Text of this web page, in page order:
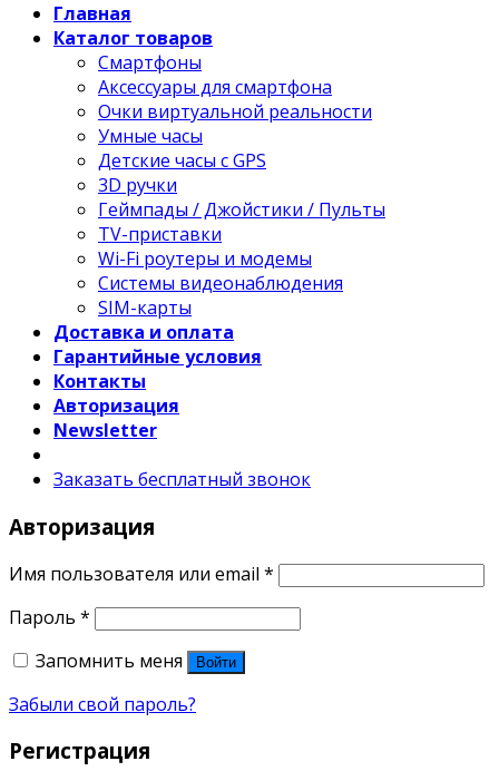
Главная
Каталог товаров
Смартфоны
Аксессуары для смартфона
Очки виртуальной реальности
Умные часы
Детские часы с GPS
3D ручки
Геймпады / Джойстики / Пульты
TV-приставки
Wi-Fi роутеры и модемы
Системы видеонаблюдения
SIM-карты
Доставка и оплата
Гарантийные условия
Контакты
Авторизация
Newsletter
Заказать бесплатный звонок
Авторизация
Имя пользователя или email *
Пароль *
Запомнить меня
Войти
Забыли свой пароль?
Регистрация